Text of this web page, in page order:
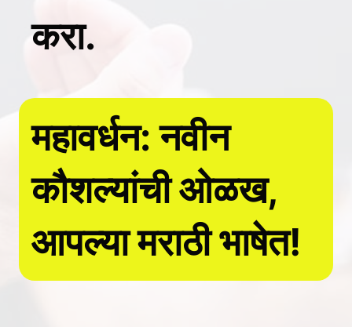
करा.
महावर्धन: नवीन
कौशल्यांची ओळख,
आपल्या मराठी भाषेत!